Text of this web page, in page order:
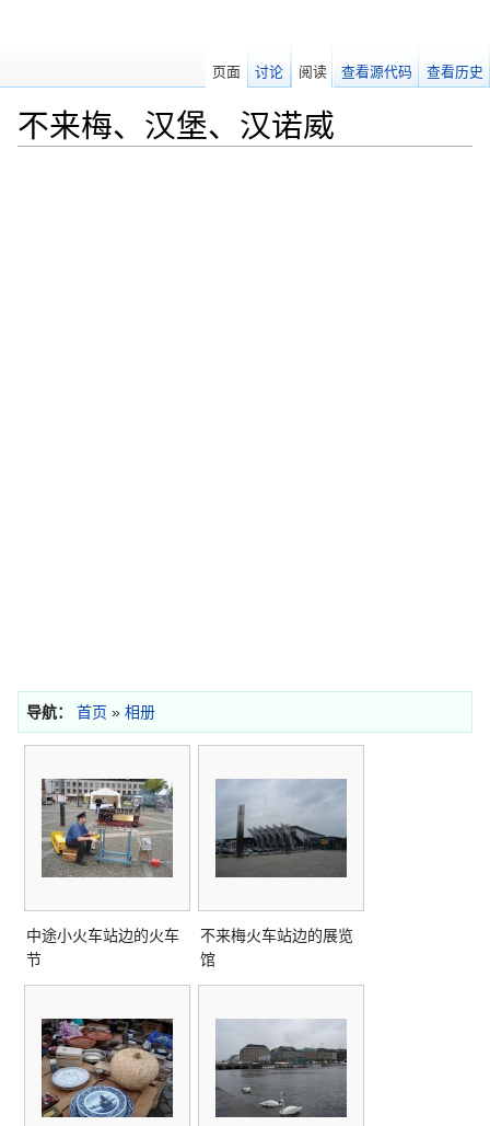
不来梅、汉堡、汉诺威
导航： 首页 » 相册
中途小火车站边的火车
节
不来梅火车站边的展览
馆
页面 讨论 阅读 查看源代码 查看历史